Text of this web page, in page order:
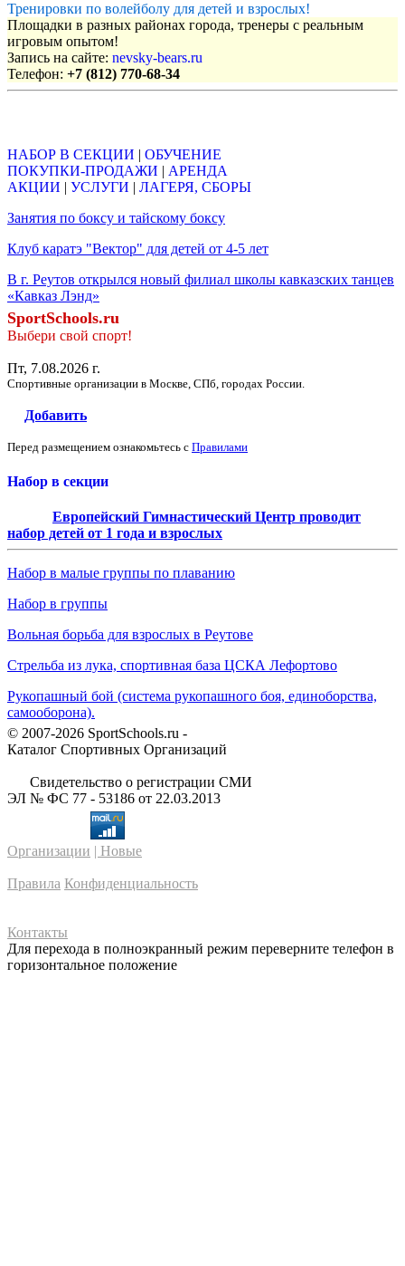
Тренировки по волейболу для детей и взрослых!
Площадки в разных районах города, тренеры с реальным
игровым опытом!
Запись на сайте: nevsky-bears.ru
Телефон: +7 (812) 770-68-34
НАБОР В СЕКЦИИ | ОБУЧЕНИЕ
ПОКУПКИ-ПРОДАЖИ | АРЕНДА
АКЦИИ | УСЛУГИ | ЛАГЕРЯ, СБОРЫ
Занятия по боксу и тайскому боксу
Клуб каратэ "Вектор" для детей от 4-5 лет
В г. Реутов открылся новый филиал школы кавказских танцев
«Кавказ Лэнд»
SportSchools.ru
Выбери свой спорт!
Пт, 7.08.2026 г.
Спортивные организации в Москве, СПб, городах России.
Добавить
Перед размещением ознакомьтесь с Правилами
Набор в секции
Европейский Гимнастический Центр проводит
набор детей от 1 года и взрослых
Набор в малые группы по плаванию
Набор в группы
Вольная борьба для взрослых в Реутове
Стрельба из лука, спортивная база ЦСКА Лефортово
Рукопашный бой (система рукопашного боя, единоборства,
самооборона).
© 2007-2026 SportSchools.ru -
Каталог Спортивных Организаций
Свидетельство о регистрации СМИ
ЭЛ № ФС 77 - 53186 от 22.03.2013
Организации | Новые
Правила Конфиденциальность
Контакты
Для перехода в полноэкранный режим переверните телефон в
горизонтальное положение